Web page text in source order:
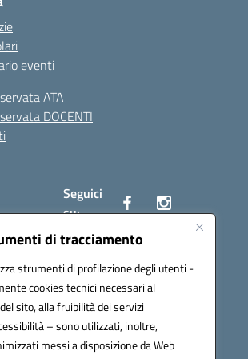
di tracciamento
strumenti di profilazione degli utenti -
cookies tecnici necessari al
sito, alla fruibilità dei servizi
– sono utilizzati, inoltre,
messi a disposizione da Web
eventi
ATA
DOCENTI
Seguici
su: